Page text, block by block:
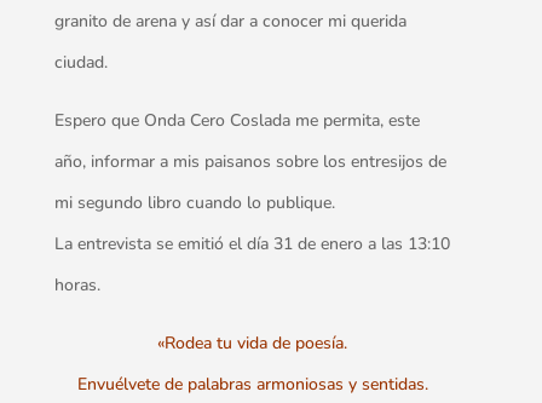
granito de arena y así dar a conocer mi querida
ciudad.
Espero que Onda Cero Coslada me permita, este
año, informar a mis paisanos sobre los entresijos de
mi segundo libro cuando lo publique.
La entrevista se emitió el día 31 de enero a las 13:10
horas.
«Rodea tu vida de poesía.
Envuélvete de palabras armoniosas y sentidas.